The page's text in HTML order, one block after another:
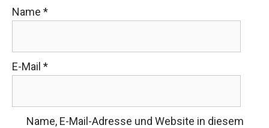
Name *
E-Mail *
Name, E-Mail-Adresse und Website in diesem